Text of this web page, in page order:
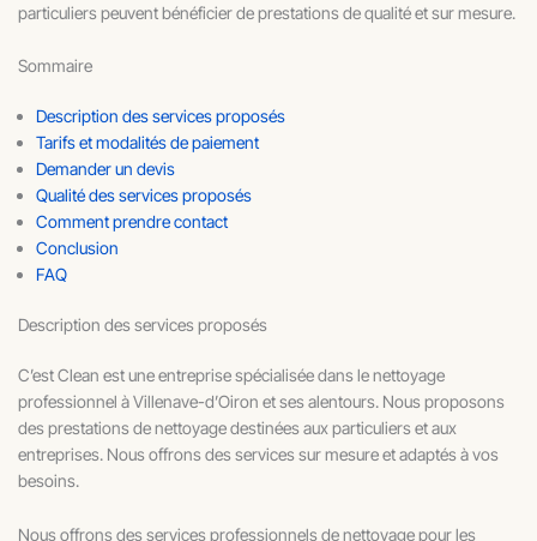
particuliers peuvent bénéficier de prestations de qualité et sur mesure.
Sommaire
Description des services proposés
Tarifs et modalités de paiement
Demander un devis
Qualité des services proposés
Comment prendre contact
Conclusion
FAQ
Description des services proposés
C’est Clean est une entreprise spécialisée dans le nettoyage
professionnel à Villenave-d’Oiron et ses alentours. Nous proposons
des prestations de nettoyage destinées aux particuliers et aux
entreprises. Nous offrons des services sur mesure et adaptés à vos
besoins.
Nous offrons des services professionnels de nettoyage pour les